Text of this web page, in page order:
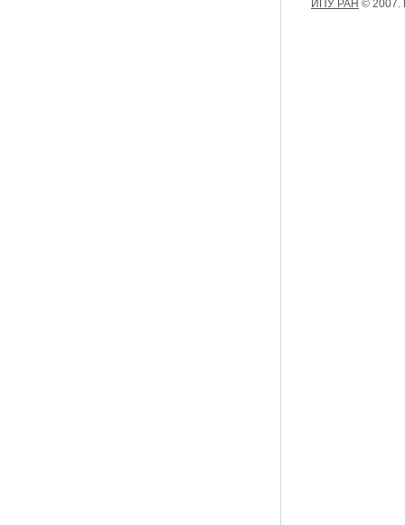
ИПУ РАН © 2007.